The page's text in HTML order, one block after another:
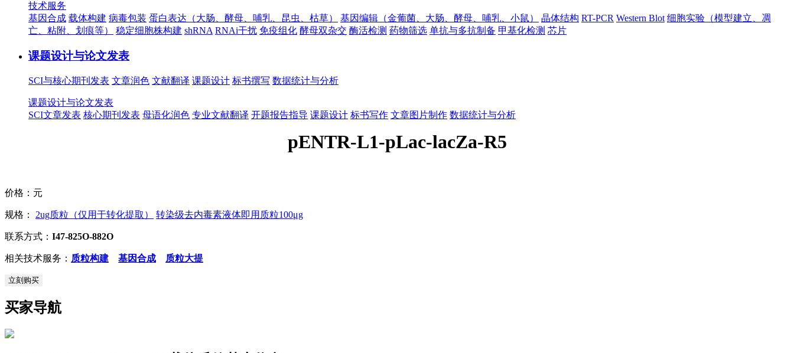
技术服务
基因合成 载体构建 病毒包装 蛋白表达（大肠、酵母、哺乳、昆虫、枯草） 基因编辑（金葡菌、大肠、酵母、哺乳、小鼠） 晶体结构 RT-PCR Western Blot 细胞实验（模型建立、凋
亡、粘附、划痕等）
稳定细胞株构建 shRNA RNAi干扰 免疫组化 酵母双杂交 酶活检测 药物筛选 单抗与多抗制备 甲基化检测 芯片
课题设计与论文发表
SCI与核心期刊发表 文章润色 文献翻译 课题设计 标书撰写 数据统计与分析
课题设计与论文发表
SCI文章发表 核心期刊发表 母语化润色 专业文献翻译 开题报告指导 课题设计 标书写作 文章图片制作 数据统计与分析
pENTR-L1-pLac-lacZa-R5
价格： 元
规格： 2ug质粒（仅用于转化提取） 转染级去内毒素液体即用质粒100μg
联系方式： I47-825O-882O
相关技术服务： 质粒构建 基因合成 质粒大提
立刻购买
买家导航